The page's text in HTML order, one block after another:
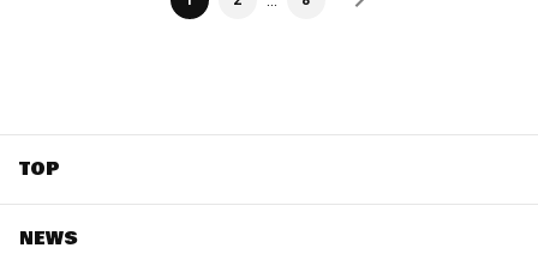
TOP
NEWS